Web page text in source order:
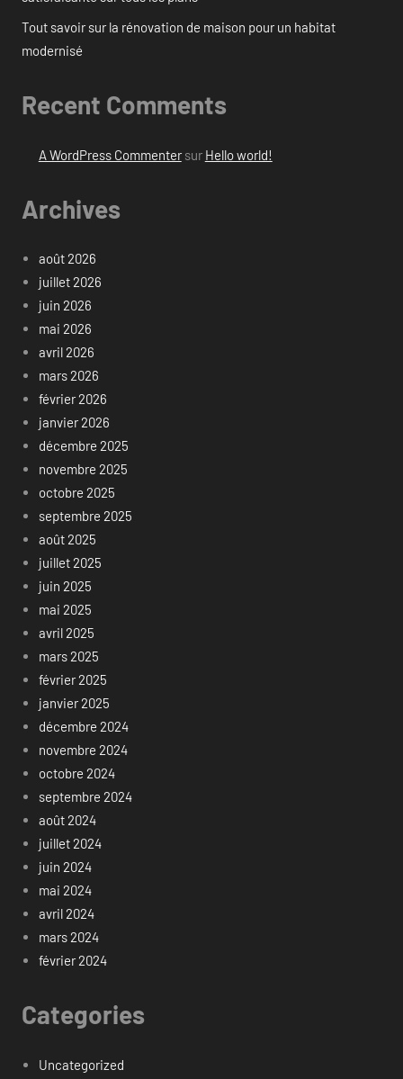
Tout savoir sur la rénovation de maison pour un habitat
modernisé
Recent Comments
A WordPress Commentersur Hello world!
Archives
août 2026
juillet 2026
juin 2026
mai 2026
avril 2026
mars 2026
février 2026
janvier 2026
décembre 2025
novembre 2025
octobre 2025
septembre 2025
août 2025
juillet 2025
juin 2025
mai 2025
avril 2025
mars 2025
février 2025
janvier 2025
décembre 2024
novembre 2024
octobre 2024
septembre 2024
août 2024
juillet 2024
juin 2024
mai 2024
avril 2024
mars 2024
février 2024
Categories
Uncategorized